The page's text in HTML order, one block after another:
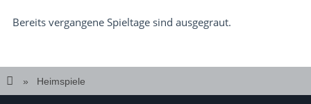
Bereits vergangene Spieltage sind ausgegraut.
Heimspiele